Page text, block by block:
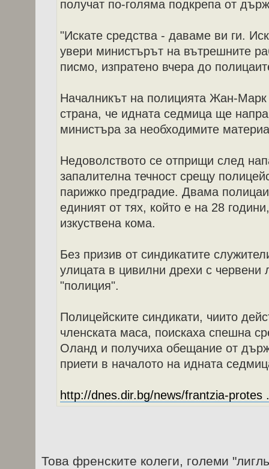
получат по-голяма подкрепа от
"Искате средства - даваме ви ги.
увери министърът на вътрешните
писмо, изпратено вчера до
Началникът на полицията Жан-
страна, че идната седмица ще
министъра за необходимите
Недоволството се отприщи след
запалителна течност срещу
парижко предградие. Двама
единият от тях, който е на 28
изкуствена кома.
Без призив от синдикатите
улицата в цивилни дрехи с червени
"полиция".
Полицейските синдикати, чиито
членската маса, поискаха спешна
Оланд и получиха обещание от
приети в началото на идната
http://dnes.dir.bg/news/frantzia-protes
Това френските колеги, големи